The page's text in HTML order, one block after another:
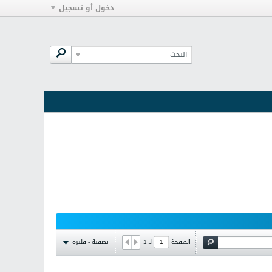
دخول أو تسجيل
الصفحة لـ1 تصفية - فلترة